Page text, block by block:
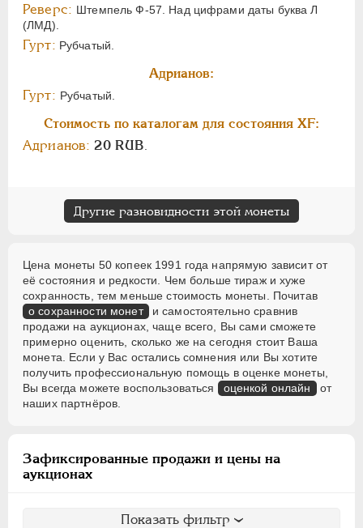
Реверс: Штемпель Ф-57. Над цифрами даты буква Л
(ЛМД).
Гурт: Рубчатый.
Адрианов:
Гурт: Рубчатый.
Стоимость по каталогам для состояния XF:
Адрианов: 20 RUB
Другие разновидности этой монеты
Цена монеты 50 копеек 1991 года напрямую зависит от
её состояния и редкости. Чем больше тираж и хуже
сохранность, тем меньше стоимость монеты. Почитав
о сохранности монет и самостоятельно сравнив
продажи на аукционах, чаще всего, Вы сами сможете
примерно оценить, сколько же на сегодня стоит Ваша
монета. Если у Вас остались сомнения или Вы хотите
получить профессиональную помощь в оценке монеты,
Вы всегда можете воспользоваться
оценкой онлайн от
наших партнёров.
Зафиксированные продажи и цены на
аукционах
Показать фильтр